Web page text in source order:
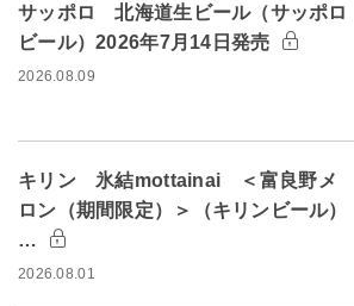
サッポロ 北海道生ビール（サッポロ
ビール）2026年7月14日発売
2026.08.09
キリン 氷結mottainai ＜富良野メ
ロン（期間限定）＞（キリンビール）
…
2026.08.01